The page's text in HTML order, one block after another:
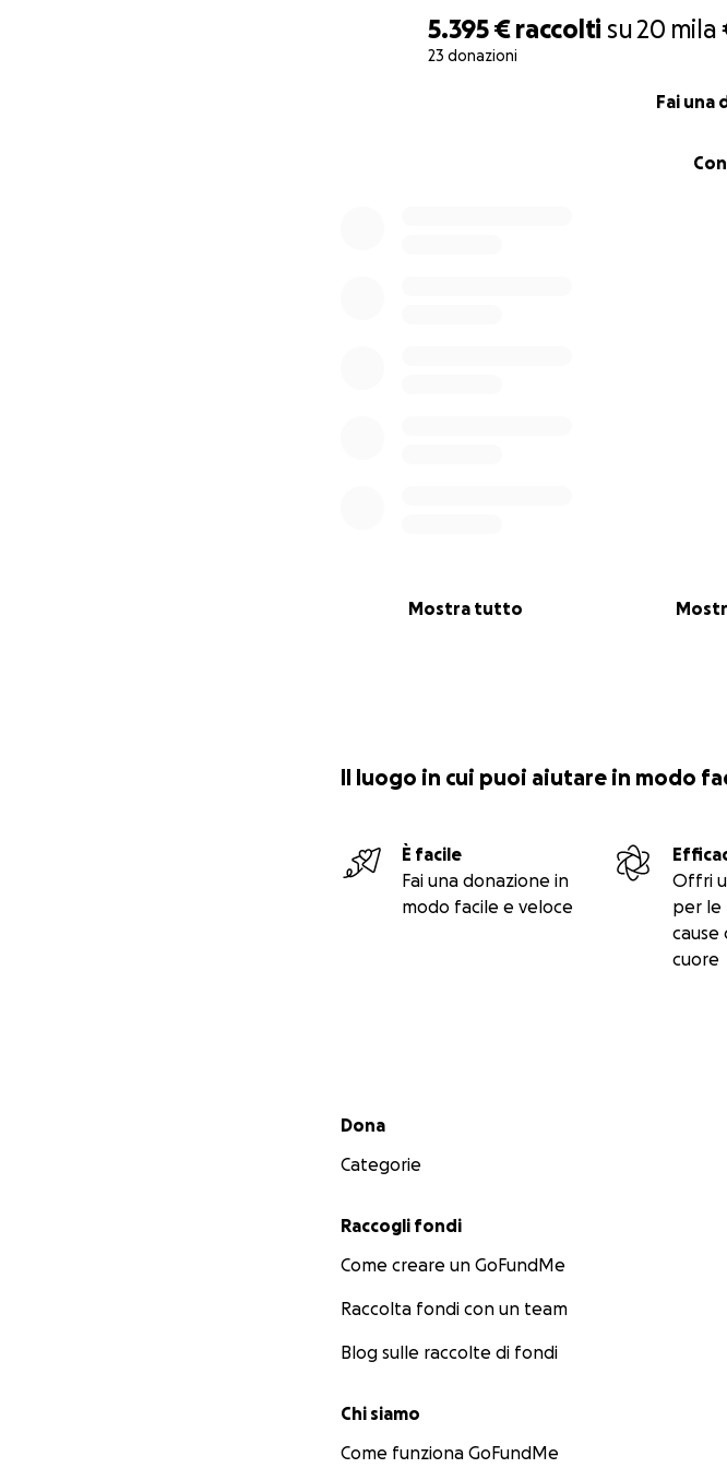
5.395 € raccolti su20 mila
23 donazioni
Fai una
Mostra tutto
Il luogo in cui puoi aiutare in modo
È facile
Fai una donazione in
modo facile e veloce
Offri
per le
cause
cuore
Menu secondario
Dona
Categorie
Raccogli fondi
Come creare un GoFundMe
Raccolta fondi con un team
Blog sulle raccolte di fondi
Chi siamo
Come funziona GoFundMe